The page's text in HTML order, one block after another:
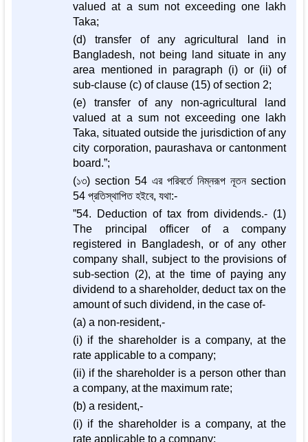
valued at a sum not exceeding one lakh
Taka;
(d) transfer of any agricultural land in
Bangladesh, not being land situate in any
area mentioned in paragraph (i) or (ii) of
sub-clause (c) of clause (15) of section 2;
(e) transfer of any non-agricultural land
valued at a sum not exceeding one lakh
Taka, situated outside the jurisdiction of any
city corporation, paurashava or cantonment
board.”;
(১৩) section 54 এর পরিবর্তে নিম্নরূপ নূতন section
54 প্রতিস্থাপিত হইবে, যথা:-
”54. Deduction of tax from dividends.- (1)
The principal officer of a company
registered in Bangladesh, or of any other
company shall, subject to the provisions of
sub-section (2), at the time of paying any
dividend to a shareholder, deduct tax on the
amount of such dividend, in the case of-
(a) a non-resident,-
(i) if the shareholder is a company, at the
rate applicable to a company;
(ii) if the shareholder is a person other than
a company, at the maximum rate;
(b) a resident,-
(i) if the shareholder is a company, at the
rate applicable to a company;